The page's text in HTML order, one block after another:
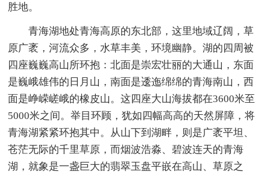
胜地。
青海湖地处青海高原的东北部，这里地域辽阔，草
原广袤，河流众多，水草丰美，环境幽静。湖的四周被
四座巍巍高山所环抱：北面是崇宏壮丽的大通山，东面
是巍峨雄伟的日月山，南面是逶迤绵绵的青海南山，西
面是峥嵘嵯峨的橡皮山。这四座大山海拔都在3600米至
5000米之间。举目环顾，犹如四幅高高的天然屏障，将
青海湖紧紧环抱其中。从山下到湖畔，则是广袤平坦、
苍茫无际的千里草原，而烟波浩淼、碧波连天的青海
湖，就象是一盏巨大的翡翠玉盘平嵌在高山、草原之